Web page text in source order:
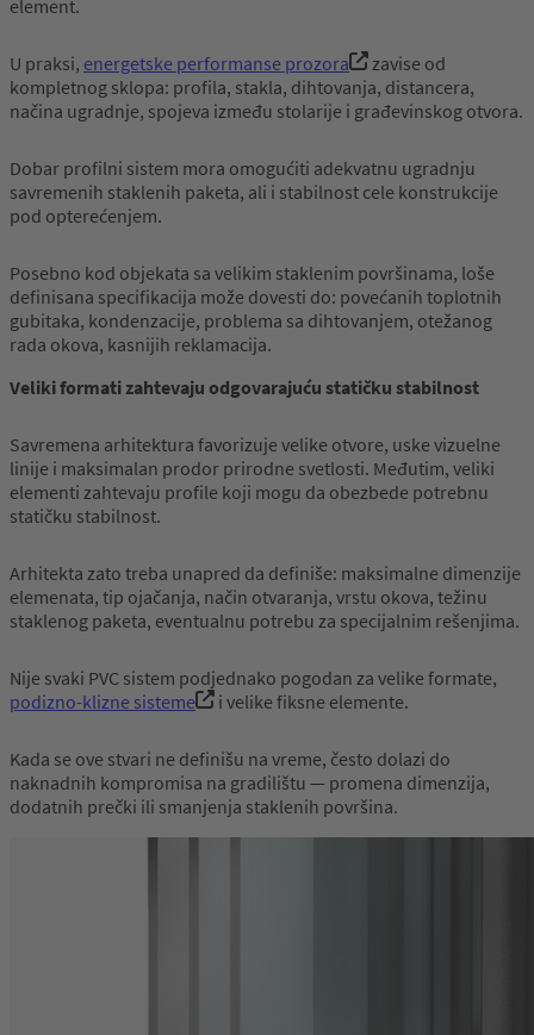
element.
U praksi, energetske performanse prozora
zavise od
kompletnog sklopa: profila, stakla, dihtovanja, distancera,
načina ugradnje, spojeva između stolarije i građevinskog otvora.
Dobar profilni sistem mora omogućiti adekvatnu ugradnju
savremenih staklenih paketa, ali i stabilnost cele konstrukcije
pod opterećenjem.
Posebno kod objekata sa velikim staklenim površinama, loše
definisana specifikacija može dovesti do: povećanih toplotnih
gubitaka, kondenzacije, problema sa dihtovanjem, otežanog
rada okova, kasnijih reklamacija.
Veliki formati zahtevaju odgovarajuću statičku stabilnost
Savremena arhitektura favorizuje velike otvore, uske vizuelne
linije i maksimalan prodor prirodne svetlosti. Međutim, veliki
elementi zahtevaju profile koji mogu da obezbede potrebnu
statičku stabilnost.
Arhitekta zato treba unapred da definiše: maksimalne dimenzije
elemenata, tip ojačanja, način otvaranja, vrstu okova, težinu
staklenog paketa, eventualnu potrebu za specijalnim rešenjima.
Nije svaki PVC sistem podjednako pogodan za velike formate,
podizno-klizne sisteme
i velike fiksne elemente.
Kada se ove stvari ne definišu na vreme, često dolazi do
naknadnih kompromisa na gradilištu — promena dimenzija,
dodatnih prečki ili smanjenja staklenih površina.